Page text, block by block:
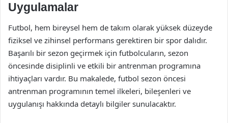
Uygulamalar
Futbol, hem bireysel hem de takım olarak yüksek düzeyde
fiziksel ve zihinsel performans gerektiren bir spor dalıdır.
Başarılı bir sezon geçirmek için futbolcuların, sezon
öncesinde disiplinli ve etkili bir antrenman programına
ihtiyaçları vardır. Bu makalede, futbol sezon öncesi
antrenman programının temel ilkeleri, bileşenleri ve
uygulanışı hakkında detaylı bilgiler sunulacaktır.